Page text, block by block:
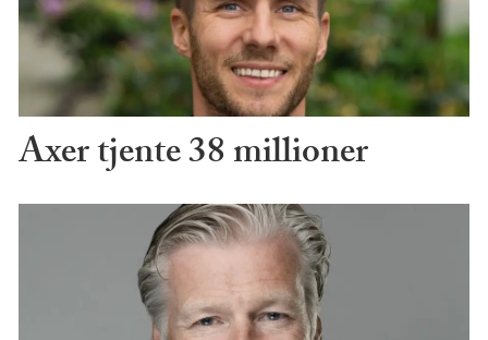
Axer tjente 38 millioner